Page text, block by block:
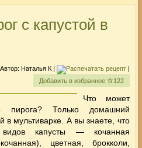
с капустой в
Наталья К|
|
Добавить в избранное
122
Что может
пирога? Только домашний
в мультиварке. А вы знаете, что
капусты — кочанная
цветная, брокколи,